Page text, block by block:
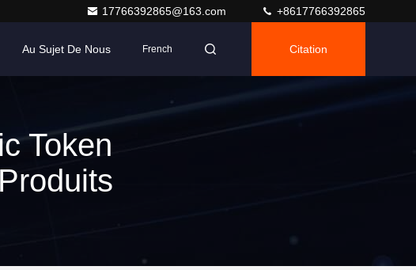
17766392865@163.com +8617766392865
Au Sujet De Nous French Citation
Token